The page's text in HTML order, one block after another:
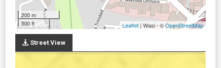
200 m
500 ft
Leaflet | Wasi - ©OpenStreetMap
Street View